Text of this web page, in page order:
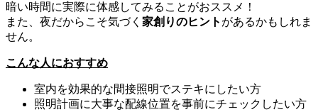
暗い時間に実際に体感してみることがおススメ！
また、夜だからこそ気づく 家創りのヒント があるかもしれま
せん。
こんな人におすすめ
室内を効果的な間接照明でステキにしたい方
照明計画に大事な配線位置を事前にチェックしたい方